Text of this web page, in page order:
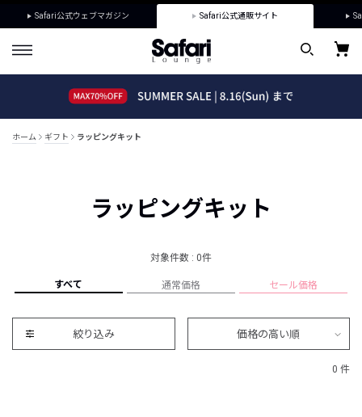
Safari公式ウェブマガジン Safari公式通販サイト
ホーム ギフト ラッピングキット
ラッピングキット
対象件数 : 0件
すべて 通常価格 セール価格
絞り込み 価格の高い順
0 件